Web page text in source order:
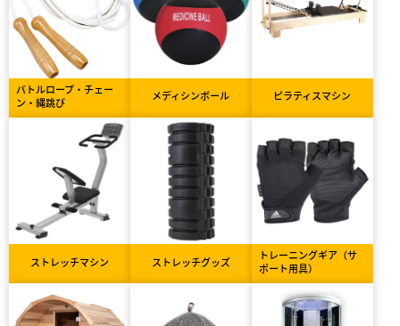
バトルロープ・チェー
ン・縄跳び
メディシンボール ピラティスマシン
ストレッチマシン ストレッチグッズ
トレーニングギア（サ
ポート用具）